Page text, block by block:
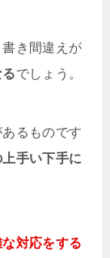
き間違えが
でしょう。
るものです
手い下手に
対応をする